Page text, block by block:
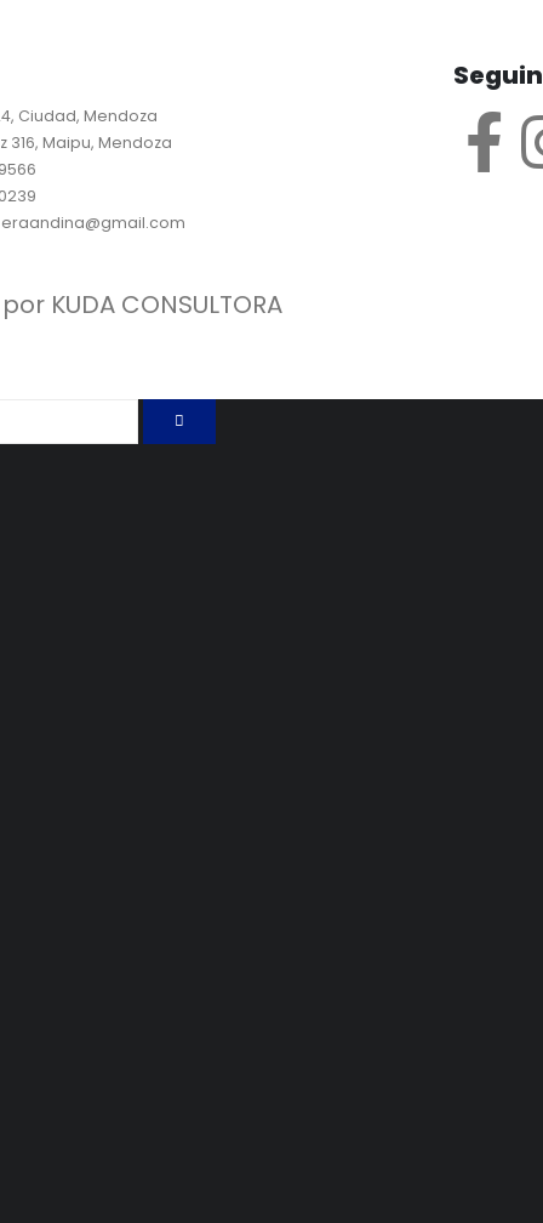
Ciudad, Mendoza
316, Maipu, Mendoza
KUDA CONSULTORA